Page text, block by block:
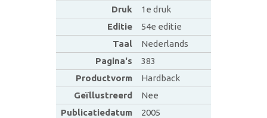
Druk
1e druk
Editie
54e editie
Taal
Nederlands
Pagina's
383
Productvorm
Hardback
Geïllustreerd
Nee
Publicatiedatum
2005